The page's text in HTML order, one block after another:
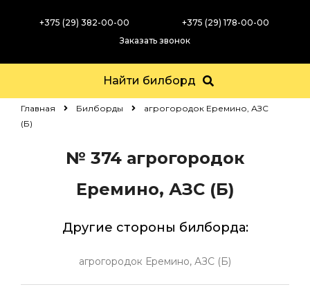
+375 (29) 382-00-00
+375 (29) 178-00-00
Заказать звонок
Найти билборд
Главная Билборды
агрогородок Еремино, АЗС
(Б)
№ 374 агрогородок
Еремино, АЗС (Б)
Другие стороны билборда:
агрогородок Еремино, АЗС (Б)